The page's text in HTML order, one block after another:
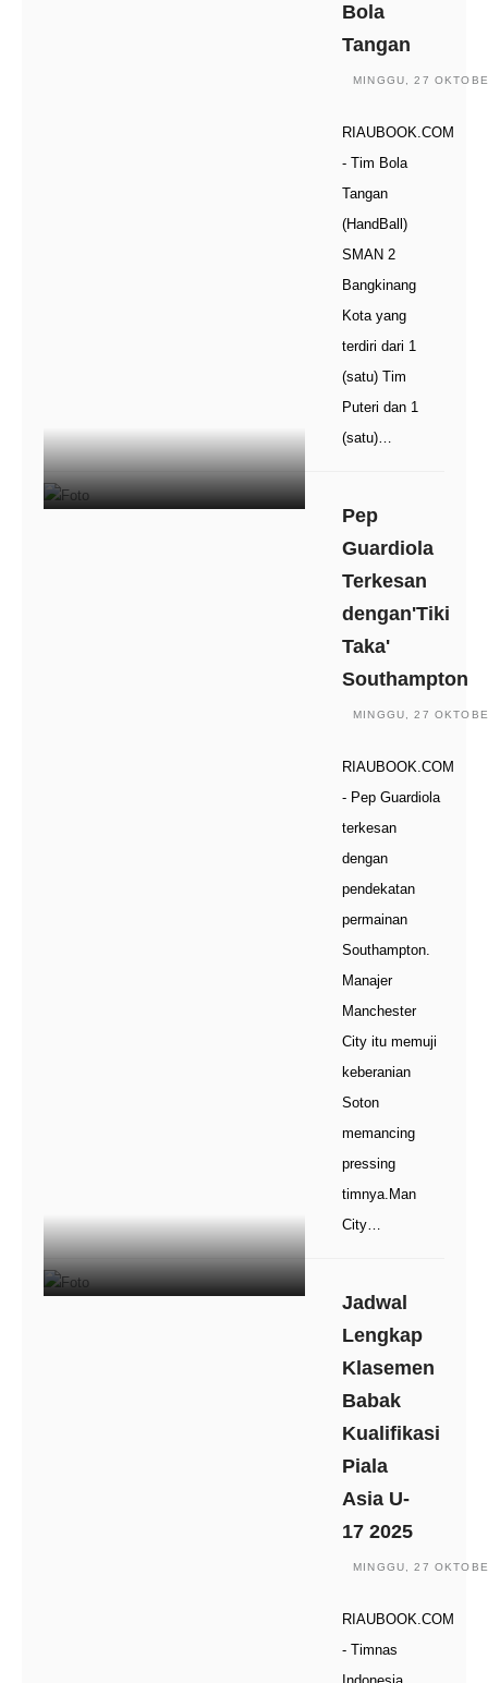
Bola
Tangan
MINGGU, 27
RIAUBOOK.COM
- Tim Bola
Tangan
(HandBall)
SMAN 2
Bangkinang
Kota yang
terdiri dari 1
(satu) Tim
Puteri dan 1
(satu)…
Pep
Guardiola
Terkesan
dengan'Tiki
Taka'
Southampton
MINGGU, 27
RIAUBOOK.COM
- Pep Guardiola
terkesan
dengan
pendekatan
permainan
Southampton.
Manajer
Manchester
City itu memuji
keberanian
Soton
memancing
pressing
timnya.Man
City…
Jadwal
Lengkap
Klasemen
Babak
Kualifikasi
Piala
Asia U-
17 2025
MINGGU, 27
RIAUBOOK.COM
- Timnas